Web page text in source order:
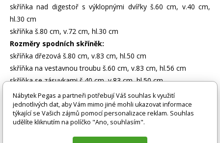
skříňka nad digestoř s výklopnými dvířky š.60 cm, v.40 cm,
hl.30 cm
skříňka š.80 cm, v.72 cm, hl.30 cm
Rozměry spodních skříněk:
skříňka dřezová š.80 cm, v.83 cm, hl.50 cm
skříňka na vestavnou troubu š.60 cm, v.83 cm, hl.56 cm
skříňka se zásuvkami š.40 cm, v.83 cm, hl.50 cm
skříňka š.40 cm, v.83 cm, hl.50 cm
Zboží je dodáváno bez doplňků a dekorací (např. textilních
doplňků, spotřebičů, baterie, matrací atd.), nejsou tedy v ceně.
Pokud není uvedeno jinak. Většinou je zboží dodáváno v
Nábytek Pegas a partneři potřebují Váš souhlas k využití
jednotlivých dat, aby Vám mimo jiné mohli ukazovat informace
týkající se Vašich zájmů pomocí personalizace reklam. Souhlas
udělíte kliknutím na políčko "Ano, souhlasím".